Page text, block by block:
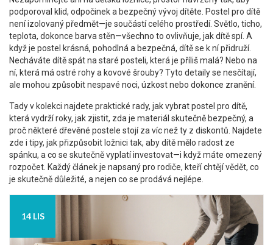
podporoval klid, odpočinek a bezpečný vývoj dítěte Postel pro dítě
není izolovaný předmět—je součástí celého prostředí. Světlo, ticho,
teplota, dokonce barva stěn—všechno to ovlivňuje, jak dítě spí. A
když je postel krásná, pohodlná a bezpečná, dítě se k ní přidruží.
Necháváte dítě spát na staré posteli, která je příliš malá? Nebo na
ní, která má ostré rohy a kovové šrouby? Tyto detaily se nesčítají,
ale mohou způsobit nespavé noci, úzkost nebo dokonce zranění.
Tady v kolekci najdete praktické rady, jak vybrat postel pro dítě,
která vydrží roky, jak zjistit, zda je materiál skutečně bezpečný, a
proč některé dřevěné postele stojí za víc než ty z diskontů. Najdete
zde i tipy, jak přizpůsobit ložnici tak, aby dítě mělo radost ze
spánku, a co se skutečně vyplatí investovat—i když máte omezený
rozpočet. Každý článek je napsaný pro rodiče, kteří chtějí vědět, co
je skutečně důležité, a nejen co se prodává nejlépe.
14 LIS